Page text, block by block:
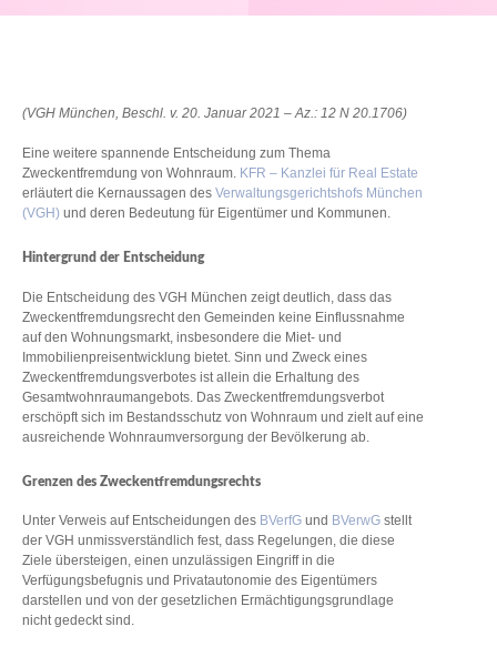
(VGH München, Beschl. v. 20. Januar 2021 – Az.: 12 N 20.1706)
Eine weitere spannende Entscheidung zum Thema
Zweckentfremdung von Wohnraum. KFR – Kanzlei für Real Estate
erläutert die Kernaussagen des Verwaltungsgerichtshofs München
(VGH) und deren Bedeutung für Eigentümer und Kommunen.
Hintergrund der Entscheidung
Die Entscheidung des VGH München zeigt deutlich, dass das
Zweckentfremdungsrecht den Gemeinden keine Einflussnahme
auf den Wohnungsmarkt, insbesondere die Miet- und
Immobilienpreisentwicklung bietet. Sinn und Zweck eines
Zweckentfremdungsverbotes ist allein die Erhaltung des
Gesamtwohnraumangebots. Das Zweckentfremdungsverbot
erschöpft sich im Bestandsschutz von Wohnraum und zielt auf eine
ausreichende Wohnraumversorgung der Bevölkerung ab.
Grenzen des Zweckentfremdungsrechts
Unter Verweis auf Entscheidungen des BVerfG und BVerwG stellt
der VGH unmissverständlich fest, dass Regelungen, die diese
Ziele übersteigen, einen unzulässigen Eingriff in die
Verfügungsbefugnis und Privatautonomie des Eigentümers
darstellen und von der gesetzlichen Ermächtigungsgrundlage
nicht gedeckt sind.